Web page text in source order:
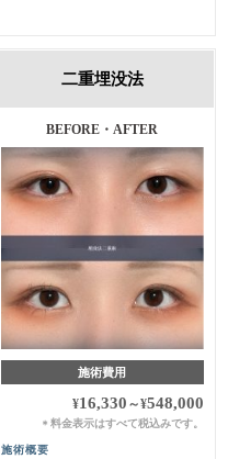
二重埋没法
BEFORE・AFTER
施術費用
¥16,330 ～¥548,000
＊ 料金表示はすべて税込みです。
施術概要